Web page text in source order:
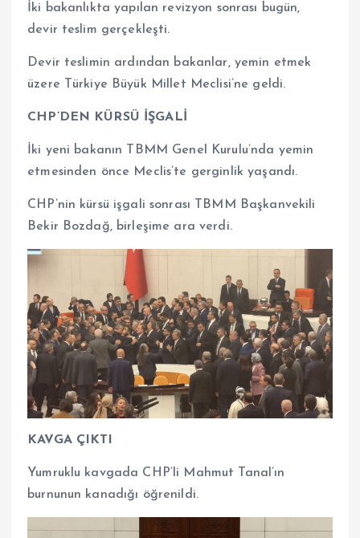
İki bakanlıkta yapılan revizyon sonrası bugün,
devir teslim gerçekleşti.
Devir teslimin ardından bakanlar, yemin etmek
üzere Türkiye Büyük Millet Meclisi’ne geldi.
CHP’DEN KÜRSÜ İŞGALİ
İki yeni bakanın TBMM Genel Kurulu’nda yemin
etmesinden önce Meclis’te gerginlik yaşandı.
CHP’nin kürsü işgali sonrası TBMM Başkanvekili
Bekir Bozdağ, birleşime ara verdi.
KAVGA ÇIKTI
Yumruklu kavgada CHP’li Mahmut Tanal’ın
burnunun kanadığı öğrenildi.